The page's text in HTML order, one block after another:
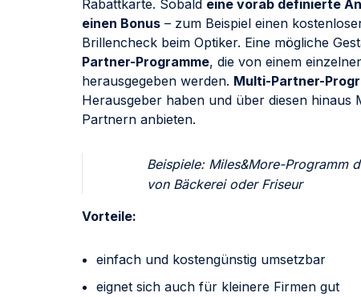
Rabattkarte. Sobald eine vorab definierte
einen Bonus – zum Beispiel einen
Brillencheck beim Optiker. Eine mögliche
Partner-Programme, die von einem
herausgegeben werden. Multi-Partner-
Herausgeber haben und über diesen hinaus
Partnern anbieten.
Beispiele: Miles&More-Programm
von Bäckerei oder Friseur
Vorteile:
einfach und kostengünstig umsetzbar
eignet sich auch für kleinere Firmen gut